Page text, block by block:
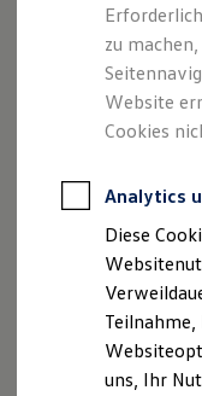
Leasing
Junge
Kfz-
Mehr
Der
zu
Website
Cookies
Analytics
Diese
uns, Ihr